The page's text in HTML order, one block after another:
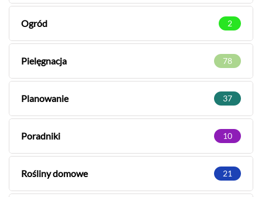
Ogród 2
Pielęgnacja 78
Planowanie 37
Poradniki 10
Rośliny domowe 21